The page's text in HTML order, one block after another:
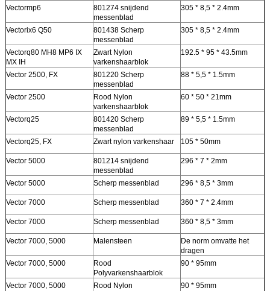
Vectormp6
801274 snijdend
messenblad
305 * 8,5 * 2.4mm
Vectorix6 Q50
801438 Scherp
messenblad
305 * 8,5 * 2.4mm
Vectorq80 MH8 MP6 IX
MX IH
Zwart Nylon
varkenshaarblok
192.5 * 95 * 43.5mm
Vector 2500, FX
801220 Scherp
messenblad
88 * 5,5 * 1.5mm
Vector 2500
Rood Nylon
varkenshaarblok
60 * 50 * 21mm
Vectorq25
801420 Scherp
messenblad
89 * 5,5 * 1.5mm
Vectorq25, FX Zwart nylon varkenshaar 105 * 50mm
Vector 5000
801214 snijdend
messenblad
296 * 7 * 2mm
Vector 5000 Scherp messenblad 296 * 8,5 * 3mm
Vector 7000 Scherp messenblad 360 * 7 * 2.4mm
Vector 7000 Scherp messenblad 360 * 8,5 * 3mm
Vector 7000, 5000 Malensteen
De norm omvatte het
dragen
Vector 7000, 5000
Rood
Polyvarkenshaarblok
90 * 95mm
Vector 7000, 5000
Rood Nylon
90 * 95mm